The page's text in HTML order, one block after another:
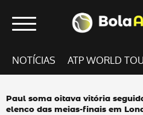
NOTÍCIAS ATP WORLD
Paul soma oitava vitória
elenco das meias-finais em